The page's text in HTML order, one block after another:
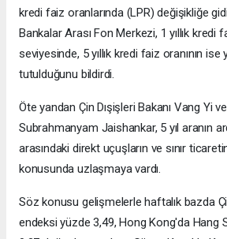
kredi faiz oranlarında (LPR) değişikliğe
Bankalar Arası Fon Merkezi, 1 yıllık kredi
seviyesinde, 5 yıllık kredi faiz oranının
tutulduğunu bildirdi.
Öte yandan Çin Dışişleri Bakanı Vang Yi
Subrahmanyam Jaishankar, 5 yıl aranın
arasındaki direkt uçuşların ve sınır
konusunda uzlaşmaya vardı.
Söz konusu gelişmelerle haftalık bazda
endeksi yüzde 3,49, Hong Kong'da Hang